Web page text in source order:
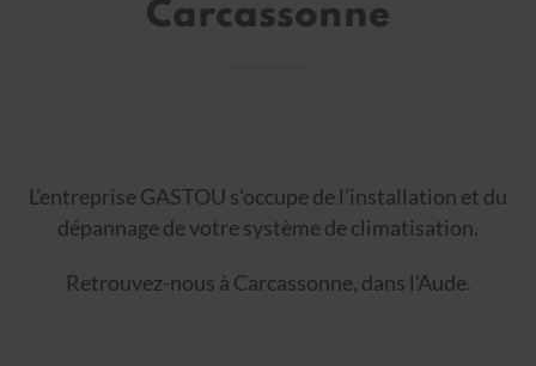
Carcassonne
L’entreprise GASTOU s’occupe de l’installation et du
dépannage de votre système de climatisation.
Retrouvez-nous à Carcassonne, dans l’Aude.